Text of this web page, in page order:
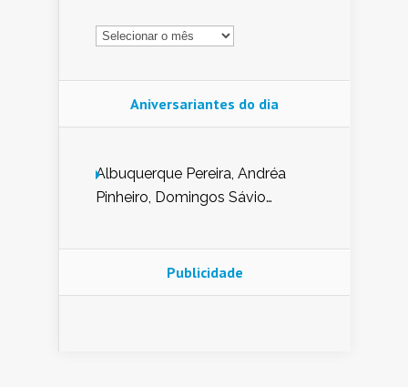
Arquivo
Aniversariantes do dia
Albuquerque Pereira, Andréa
Pinheiro, Domingos Sávio
Nunes de Sena, Fátima Peixoto,
Glória Pereira, Kátia Mesel,
Publicidade